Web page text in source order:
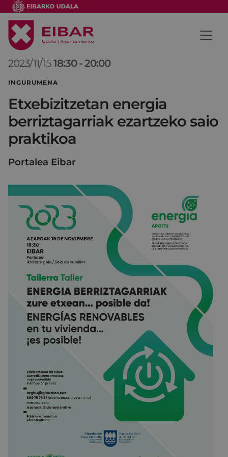
2023/11/15 18:30 -20:00
INGURUMENA
Etxebizitzetan energia
berriztagarriak ezartzeko saio
praktikoa
Portalea Eibar